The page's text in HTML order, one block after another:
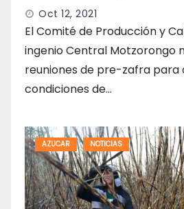
Oct 12, 2021
El Comité de Producción y
ingenio Central Motzorongo
reuniones de pre-zafra para
condiciones de…
AZUCAR NOTICIAS